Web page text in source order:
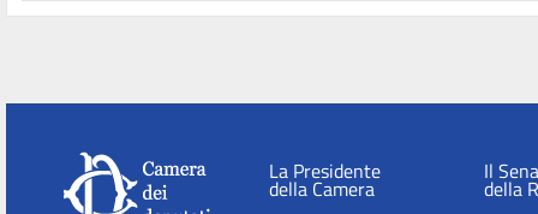
La Presidente
della Camera
Il
della